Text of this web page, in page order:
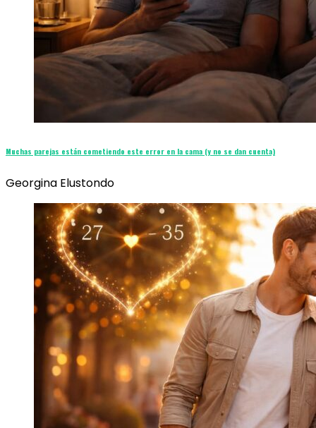
Muchas parejas están cometiendo este error en la cama (y no se dan cuenta)
Georgina Elustondo